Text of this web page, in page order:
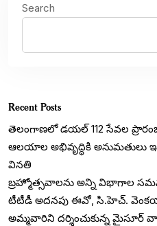
Search
Recent Posts
తెలంగాణలో డయల్‌ 112 సేవల
ఆలయాల అభివృద్ధికి అనుమతులు
వినతి
బ్రహ్మోత్సవాలను అన్ని విభాగాల
టీటీడీ అదనపు ఈవో, సి.హెచ్.
అమ్మవారిని దర్శించుకున్న